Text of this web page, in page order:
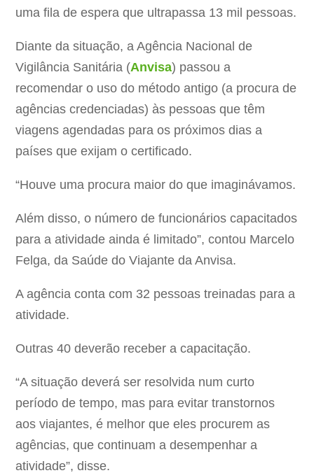
uma fila de espera que ultrapassa 13 mil pessoas.
Diante da situação, a Agência Nacional de
Vigilância Sanitária (Anvisa) passou a
recomendar o uso do método antigo (a procura de
agências credenciadas) às pessoas que têm
viagens agendadas para os próximos dias a
países que exijam o certificado.
“Houve uma procura maior do que imaginávamos.
Além disso, o número de funcionários capacitados
para a atividade ainda é limitado”, contou Marcelo
Felga, da Saúde do Viajante da Anvisa.
A agência conta com 32 pessoas treinadas para a
atividade.
Outras 40 deverão receber a capacitação.
“A situação deverá ser resolvida num curto
período de tempo, mas para evitar transtornos
aos viajantes, é melhor que eles procurem as
agências, que continuam a desempenhar a
atividade”, disse.